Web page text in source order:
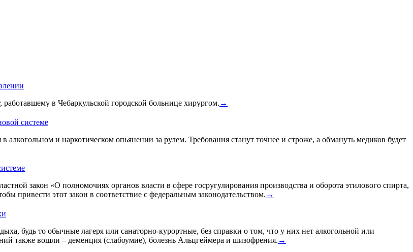
работавшему в Чебаркульской городской больнице хирургом. →
системе
алкогольном и наркотическом опьянении за рулем. Требования станут точнее и строже, а обмануть медиков будет
закон «О полномочиях органов власти в сфере госругулирования производства и оборота этилового спирта,
привести этот закон в соответствие с федеральным законодательством. →
будь то обычные лагеря или санаторно-курортные, без справки о том, что у них нет алкогольной или
также вошли – деменция (слабоумие), болезнь Альцгеймера и шизофрения. →